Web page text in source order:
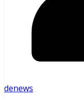
denews